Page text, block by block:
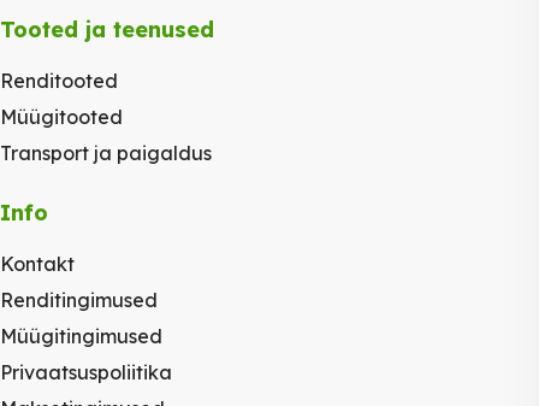
Tooted ja teenused
Renditooted
Müügitooted
Transport ja paigaldus
Info
Kontakt
Renditingimused
Müügitingimused
Privaatsuspoliitika